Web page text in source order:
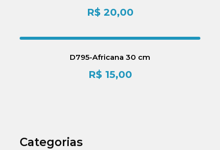
R$20,00
D795-Africana 30 cm
R$15,00
Categorias